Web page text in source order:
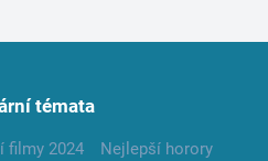
témata
filmy 2024
Nejlepší horory